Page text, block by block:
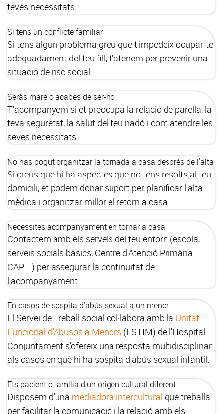
teves necessitats.
Si tens un conflicte familiar
Si tens algun problema greu que t'impedeix ocupar-te
adequadament del teu fill, t'atenem per prevenir una
situació de risc social.
Seràs mare o acabes de ser-ho
T'acompanyem si et preocupa la relació de parella, la
teva seguretat, la salut del teu nadó i com atendre les
seves necessitats.
No has pogut organitzar la tornada a casa després de l'alta
Si creus que hi ha aspectes que no tens resolts al teu
domicili, et podem donar suport per planificar l'alta
mèdica i organitzar millor el retorn a casa.
Necessites acompanyament en tornar a casa
Contactem amb els serveis del teu entorn (escola,
serveis socials bàsics, Centre d'Atenció Primària —
CAP—) per assegurar la continuïtat de
l'acompanyament.
En casos de sospita d'abús sexual a un menor
El Servei de Treball social col·labora amb la Unitat
Funcional d'Abusos a Menors (ESTIM) de l'Hospital.
Conjuntament s'ofereix una resposta multidisciplinar
als casos en què hi ha sospita d'abús sexual infantil.
Ets pacient o família d'un origen cultural diferent
Disposem d'una mediadora intercultural que treballa
per facilitar la comunicació i la relació amb els